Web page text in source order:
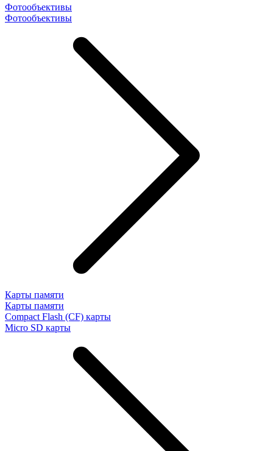
Фотообъективы
Фотообъективы
Карты памяти
Карты памяти
Compact Flash (CF) карты
Micro SD карты